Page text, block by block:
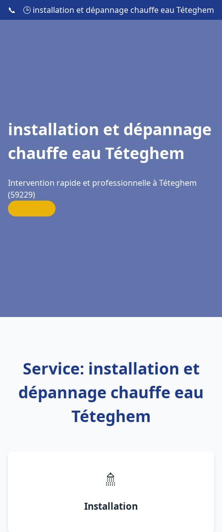
📞 🕒 installation et dépannage chauffe eau Téteghem
installation et dépannage
chauffe eau Téteghem
Intervention rapide et professionnelle à Téteghem
(59229)
Service: installation et
dépannage chauffe eau
Téteghem
🚿
Installation